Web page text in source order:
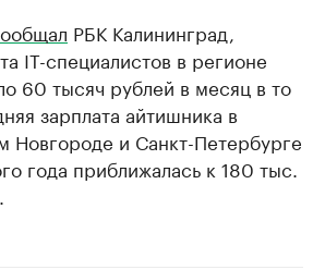
РБК Калининград,
IT-специалистов в регионе
60 тысяч рублей в месяц в то
зарплата айтишника в
и Санкт-Петербурге
года приближалась к 180 тыс.